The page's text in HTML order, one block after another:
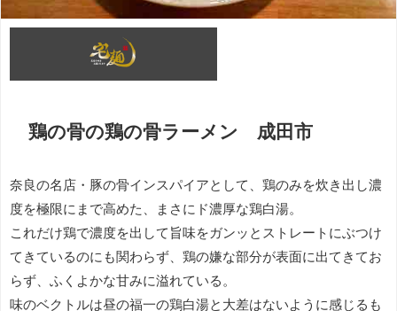
鶏の骨の鶏の骨ラーメン 成田市
奈良の名店・豚の骨インスパイアとして、鶏のみを炊き出し濃
度を極限にまで高めた、まさにド濃厚な鶏白湯。
これだけ鶏で濃度を出して旨味をガンッとストレートにぶつけ
てきているのにも関わらず、鶏の嫌な部分が表面に出てきてお
らず、ふくよかな甘みに溢れている。
味のベクトルは昼の福一の鶏白湯と大差はないように感じるも